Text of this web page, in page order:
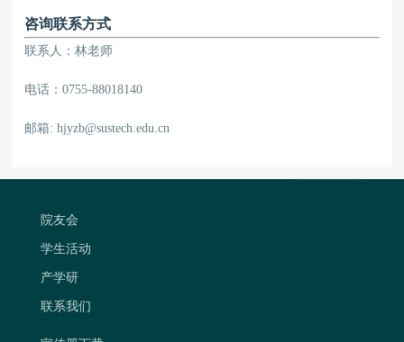
咨询联系方式
联系人：林老师
电话：0755-88018140
邮箱: hjyzb@sustech.edu.cn
院友会
学生活动
产学研
联系我们